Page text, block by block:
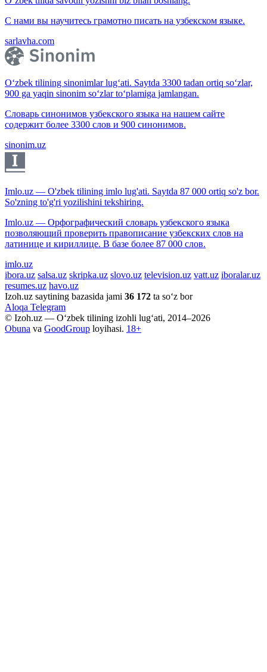
С нами вы научитесь грамотно писать на узбекском языке.
sarlavha.com
O‘zbek tilining sinonimlar lug‘ati. Saytda 3300 tadan ortiq so‘zlar,
900 ga yaqin sinonim so‘zlar to‘plamiga jamlangan.
Словарь синонимов узбекского языка на нашем сайте
содержит более 3300 слов и 900 синонимов.
sinonim.uz
Imlo.uz — O'zbek tilining imlo lug'ati. Saytda 87 000 ortiq so'z bor.
So'zning to'g'ri yozilishini tekshiring.
Imlo.uz — Орфографический словарь узбекского языка
позволяющий проверить правописание узбекских слов на
латинице и кириллице. В базе более 87 000 слов.
imlo.uz
ibora.uz salsa.uz skripka.uz slovo.uz television.uz vatt.uz iboralar.uz
resumes.uz havo.uz
Izoh.uz saytining bazasida jami 36 172 ta so‘z bor
Aloqa Telegram
© Izoh.uz — O‘zbek tilining izohli lug‘ati, 2014–2026
Obuna va GoodGroup loyihasi. 18+